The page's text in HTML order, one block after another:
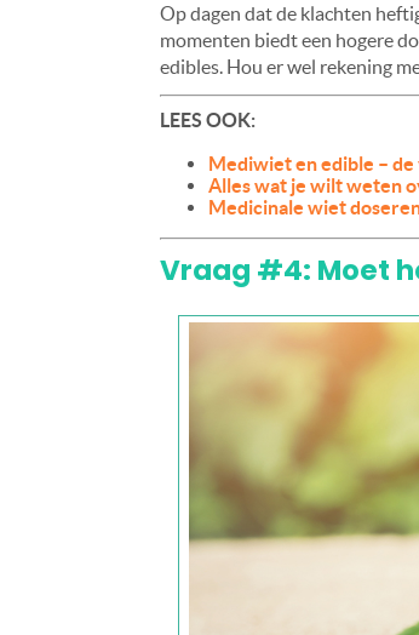
Op dagen dat de klachten
momenten biedt een hogere
edibles. Hou er wel rekening
LEES OOK:
Mediwiet en edible –
Alles wat je wilt weten
Medicinale wiet
Vraag #4: Moet